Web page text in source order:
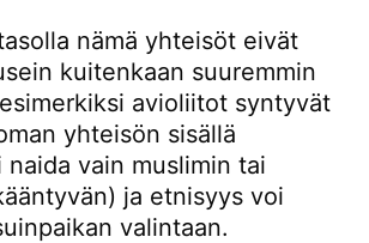
nämä yhteisöt eivät
kuitenkaan suuremmin
avioliitot syntyvät
yhteisön sisällä
naida vain muslimin tai
ja etnisyys voi
valintaan.